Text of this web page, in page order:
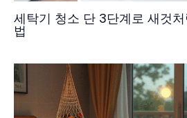
세탁기 청소 단 3단계로 새것
법